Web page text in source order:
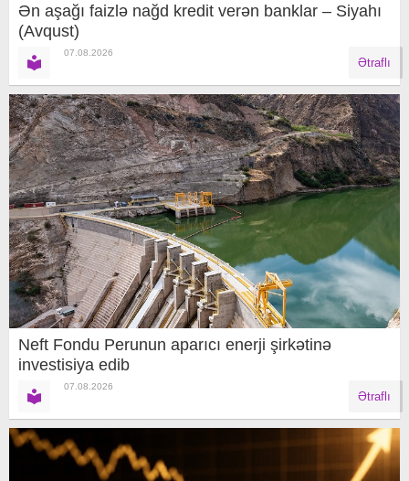
Ən aşağı faizlə nağd kredit verən banklar – Siyahı
(Avqust)
07.08.2026
Ətraflı
Neft Fondu Perunun aparıcı enerji şirkətinə
investisiya edib
07.08.2026
Ətraflı